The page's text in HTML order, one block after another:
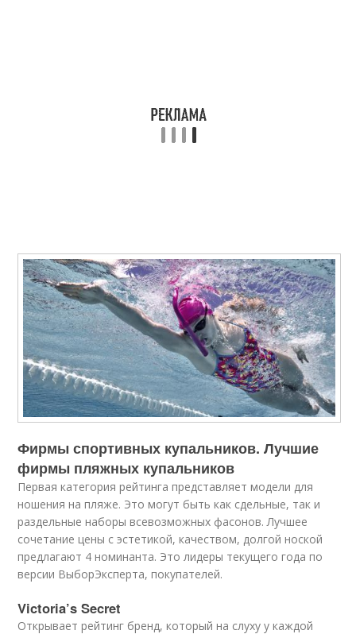
Фирмы спортивных купальников. Лучшие
фирмы пляжных купальников
Первая категория рейтинга представляет модели для
ношения на пляже. Это могут быть как сдельные, так и
раздельные наборы всевозможных фасонов. Лучшее
сочетание цены с эстетикой, качеством, долгой ноской
предлагают 4 номинанта. Это лидеры текущего года по
версии ВыборЭксперта, покупателей.
Victoria’s Secret
Открывает рейтинг бренд, который на слуху у каждой